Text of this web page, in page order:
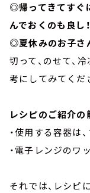
◎帰ってきてすぐ
んでおくのも良し！
◎夏休みのお子さ
切って、のせて、
考にしてみてくだ
レシピのご紹介の
・使用する容器は
・電子レンジのワ
それでは、レシピ